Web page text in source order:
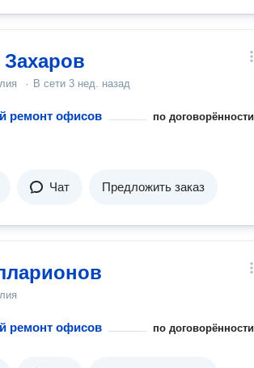
· В сети 3 нед. назад
ремонт офисов по договорённости
Чат Предложить заказ
ремонт офисов по договорённости